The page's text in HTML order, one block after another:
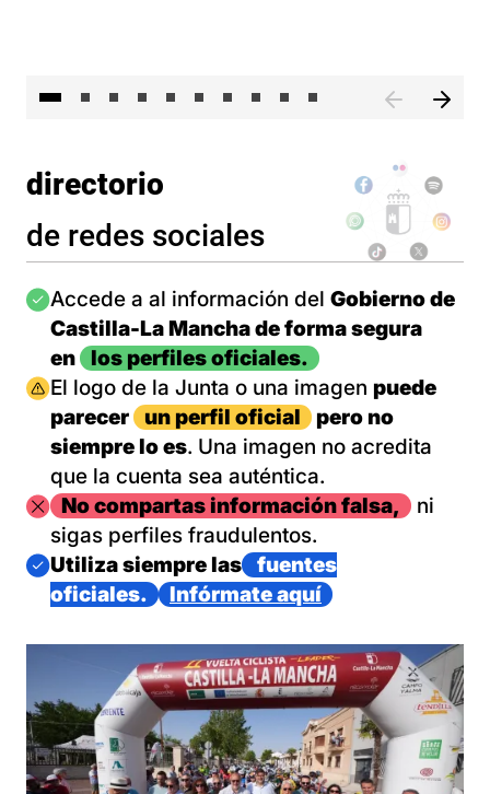
directorio
de redes sociales
Imagen
Accede a al información del Gobierno de
Castilla-La Mancha de forma segura
en
los perfiles oficiales.
Imagen
El logo de la Junta o una imagen puede
parecer
un perfil oficial
pero no
siempre lo es. Una imagen no acredita
que la cuenta sea auténtica.
ImagenNo compartas información falsa,
ni
sigas perfiles fraudulentos.
Imagen
Utiliza siempre las
fuentes
oficiales.
Infórmate aquí